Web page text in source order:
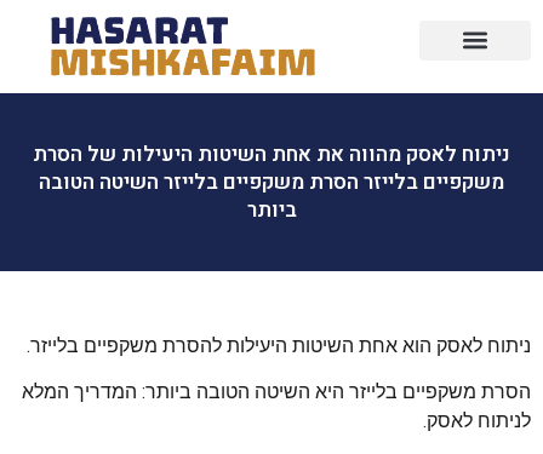
ניתוח לאסק מהווה את אחת השיטות היעילות של הסרת
משקפיים בלייזר הסרת משקפיים בלייזר השיטה הטובה
ביותר
ניתוח לאסק הוא אחת השיטות היעילות להסרת משקפיים בלייזר.
הסרת משקפיים בלייזר היא השיטה הטובה ביותר: המדריך המלא
לניתוח לאסק.